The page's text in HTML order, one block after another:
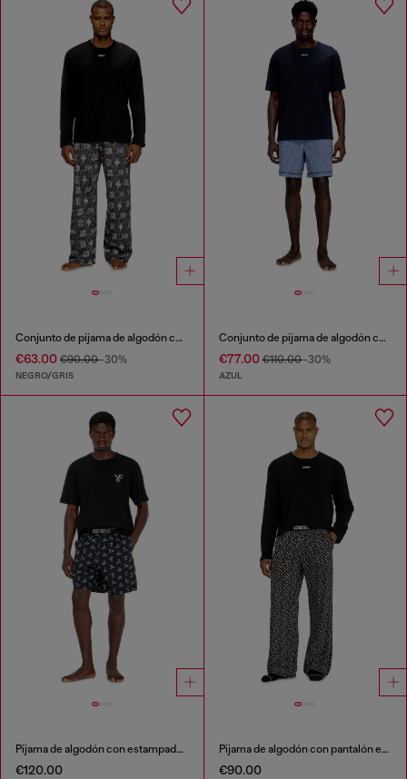
Conjunto de pijama de algodón con estampados de logos
€63.00 €90.00-30%
NEGRO/GRIS
Conjunto de pijama de algodón con pantalones cortos de cuadros
€77.00€110.00-30%
AZUL
Pijama de algodón con estampado de esposas
€120.00
Pijama de algodón con pantalón estampado
€90.00